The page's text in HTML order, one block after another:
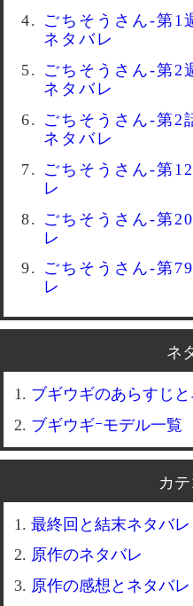
ごちそうさん-第1
ネタバレ
ごちそうさん-第2
ネタバレ
ごちそうさん-第2
ネタバレ
ごちそうさん-第
レ
ごちそうさん-第
レ
ごちそうさん-第
レ
ネ
ブギウギのあらすじ
ブギウギｰモデル一覧
カ
最終回と結末ネタバレ
原作のネタバレ
原作の感想とネタバレ